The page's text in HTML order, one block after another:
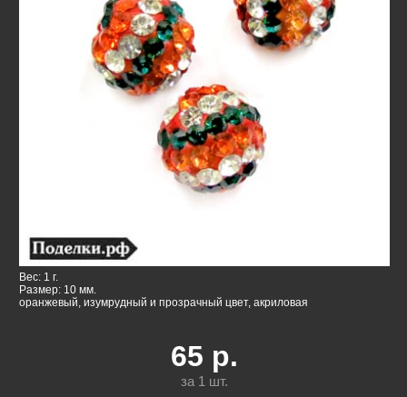
Вес: 1 г.
Размер: 10 мм.
оранжевый, изумрудный и прозрачный цвет, акриловая
65 р.
за 1 шт.